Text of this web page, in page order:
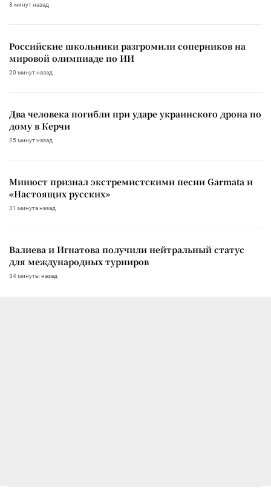
8 минут назад
Российские школьники разгромили соперников на
мировой олимпиаде по ИИ
20 минут назад
Два человека погибли при ударе украинского дрона по
дому в Керчи
25 минут назад
Минюст признал экстремистскими песни Garmata и
«Настоящих русских»
31 минута назад
Валиева и Игнатова получили нейтральный статус
для международных турниров
34 минуты назад